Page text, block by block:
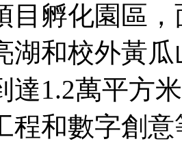
目孵化園區
湖和校外黃
達1.2萬平方
程和數字創